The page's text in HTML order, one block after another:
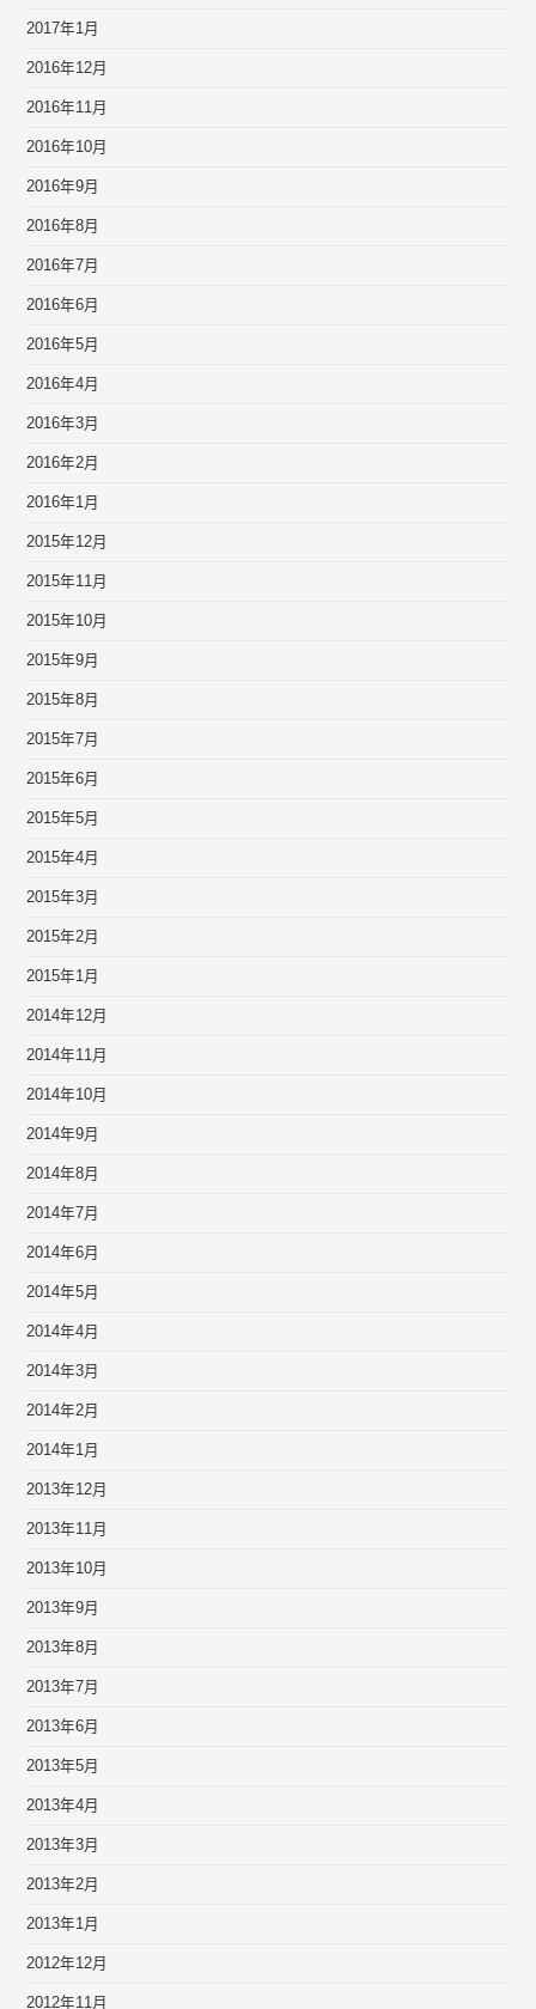
2017年1月
2016年12月
2016年11月
2016年10月
2016年9月
2016年8月
2016年7月
2016年6月
2016年5月
2016年4月
2016年3月
2016年2月
2016年1月
2015年12月
2015年11月
2015年10月
2015年9月
2015年8月
2015年7月
2015年6月
2015年5月
2015年4月
2015年3月
2015年2月
2015年1月
2014年12月
2014年11月
2014年10月
2014年9月
2014年8月
2014年7月
2014年6月
2014年5月
2014年4月
2014年3月
2014年2月
2014年1月
2013年12月
2013年11月
2013年10月
2013年9月
2013年8月
2013年7月
2013年6月
2013年5月
2013年4月
2013年3月
2013年2月
2013年1月
2012年12月
2012年11月